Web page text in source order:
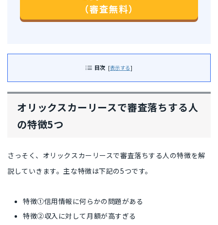
（審査無料）
目次 [表示する]
オリックスカーリースで審査落ちする人
の特徴5つ
さっそく、オリックスカーリースで審査落ちする人の特徴を解
説していきます。主な特徴は下記の5つです。
特徴①信用情報に何らかの問題がある
特徴②収入に対して月額が高すぎる